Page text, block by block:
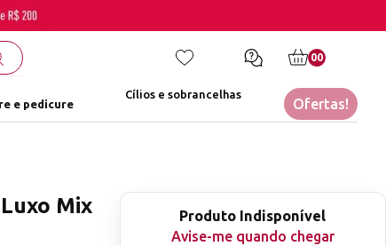
00
e pedicure
Cílios e sobrancelhas
Ofertas!
Mix
Produto Indisponível
Avise-me quando chegar